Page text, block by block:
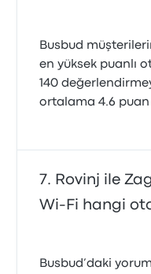
Busbud
en yüksek puanlı
140
ortalama 4.6 puan
Rovinj ile
Wi-Fi hangi
Busbud’daki